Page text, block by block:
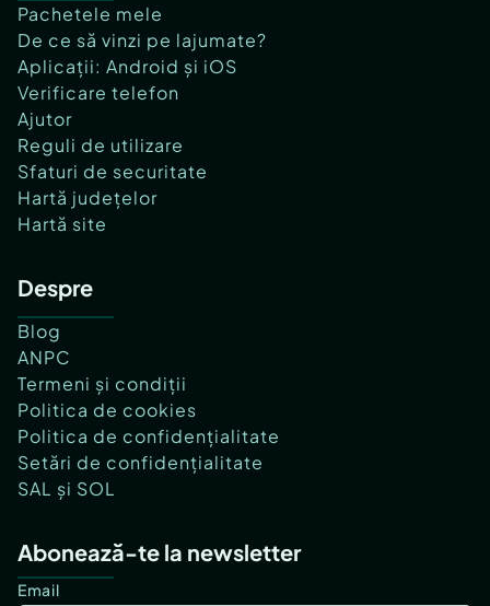
Pachetele mele
De ce să vinzi pe lajumate?
Aplicații: Android și iOS
Verificare telefon
Ajutor
Reguli de utilizare
Sfaturi de securitate
Hartă județelor
Hartă site
Despre
Blog
ANPC
Termeni și condiții
Politica de cookies
Politica de confidențialitate
Setări de confidențialitate
SAL și SOL
Abonează-te la newsletter
Email